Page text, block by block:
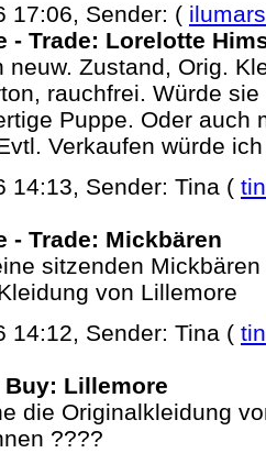
17:06, Sender: (
- Trade: Lorelotte
neuw. Zustand, Orig.
rauchfrei. Würde
Puppe. Oder auch
Verkaufen würde
14:13, Sender: Tina (
- Trade: Mickbären
sitzenden
von Lillemore
14:12, Sender: Tina (
Buy: Lillemore
die Originalkleidung
????